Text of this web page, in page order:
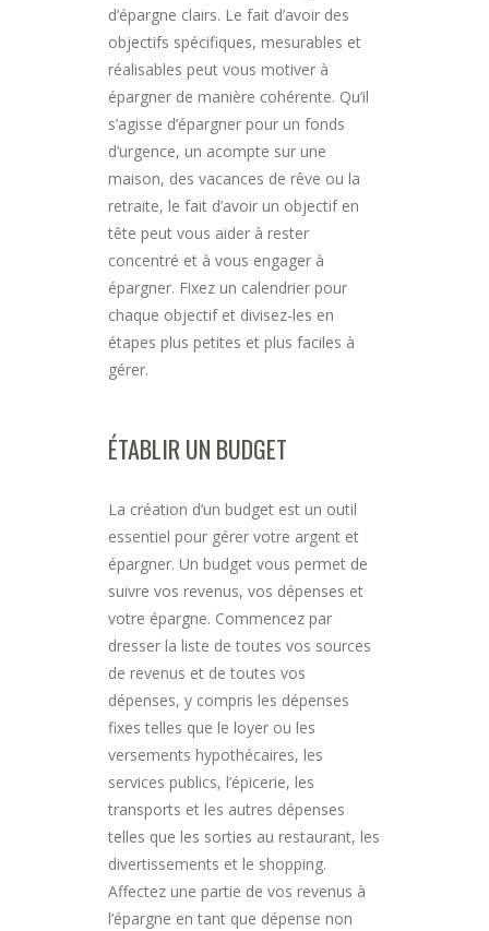
d’épargne clairs. Le fait d’avoir des
objectifs spécifiques, mesurables et
réalisables peut vous motiver à
épargner de manière cohérente. Qu’il
s’agisse d’épargner pour un fonds
d’urgence, un acompte sur une
maison, des vacances de rêve ou la
retraite, le fait d’avoir un objectif en
tête peut vous aider à rester
concentré et à vous engager à
épargner. Fixez un calendrier pour
chaque objectif et divisez-les en
étapes plus petites et plus faciles à
gérer.
ÉTABLIR UN BUDGET
La création d’un budget est un outil
essentiel pour gérer votre argent et
épargner. Un budget vous permet de
suivre vos revenus, vos dépenses et
votre épargne. Commencez par
dresser la liste de toutes vos sources
de revenus et de toutes vos
dépenses, y compris les dépenses
fixes telles que le loyer ou les
versements hypothécaires, les
services publics, l’épicerie, les
transports et les autres dépenses
telles que les sorties au restaurant, les
divertissements et le shopping.
Affectez une partie de vos revenus à
l’épargne en tant que dépense non